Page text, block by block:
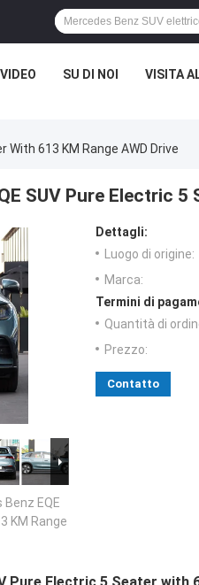
VIDEO SU DI NOI VISITA
613 KM Range AWD Drive
SUV Pure Electric 5
EQE
KM Range
Dettagli:
Luogo di origine:
Marca:
Termini di
Quantità di
Prezzo:
Contatto